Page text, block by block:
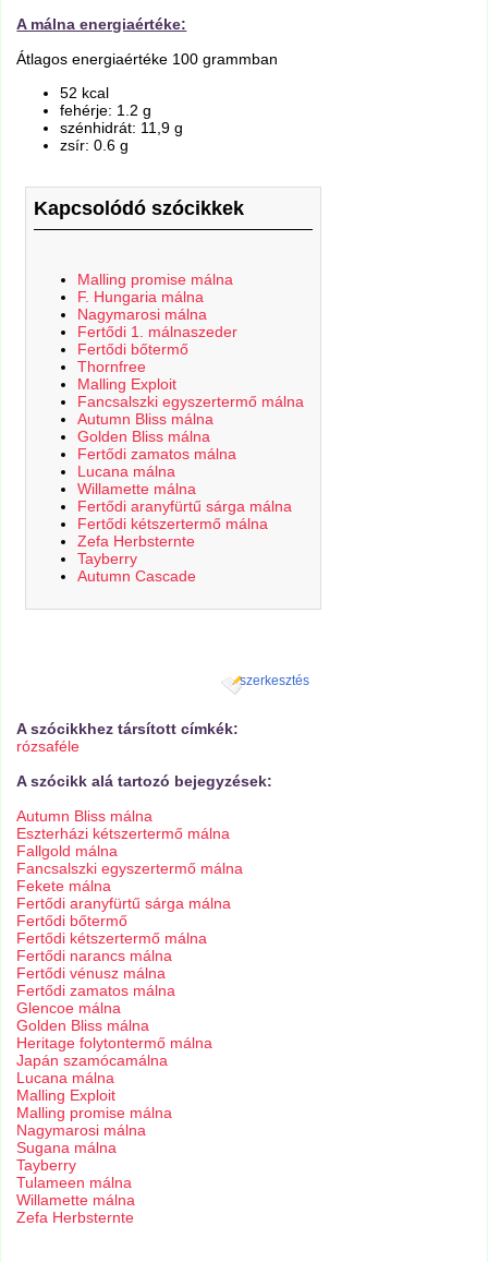
A málna energiaértéke:
Átlagos energiaértéke 100 grammban
52 kcal
fehérje: 1.2 g
szénhidrát: 11,9 g
zsír: 0.6 g
Kapcsolódó szócikkek
Malling promise málna
F. Hungaria málna
Nagymarosi málna
Fertődi 1. málnaszeder
Fertődi bőtermő
Thornfree
Malling Exploit
Fancsalszki egyszertermő málna
Autumn Bliss málna
Golden Bliss málna
Fertődi zamatos málna
Lucana málna
Willamette málna
Fertődi aranyfürtű sárga málna
Fertődi kétszertermő málna
Zefa Herbsternte
Tayberry
Autumn Cascade
szerkesztés
A szócikkhez társított címkék:
rózsaféle
A szócikk alá tartozó bejegyzések:
Autumn Bliss málna
Eszterházi kétszertermő málna
Fallgold málna
Fancsalszki egyszertermő málna
Fekete málna
Fertődi aranyfürtű sárga málna
Fertődi bőtermő
Fertődi kétszertermő málna
Fertődi narancs málna
Fertődi vénusz málna
Fertődi zamatos málna
Glencoe málna
Golden Bliss málna
Heritage folytontermő málna
Japán szamócamálna
Lucana málna
Malling Exploit
Malling promise málna
Nagymarosi málna
Sugana málna
Tayberry
Tulameen málna
Willamette málna
Zefa Herbsternte